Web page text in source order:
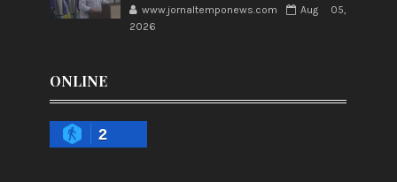
www.jornaltemponews.com
Aug 05,
2026
ONLINE
2